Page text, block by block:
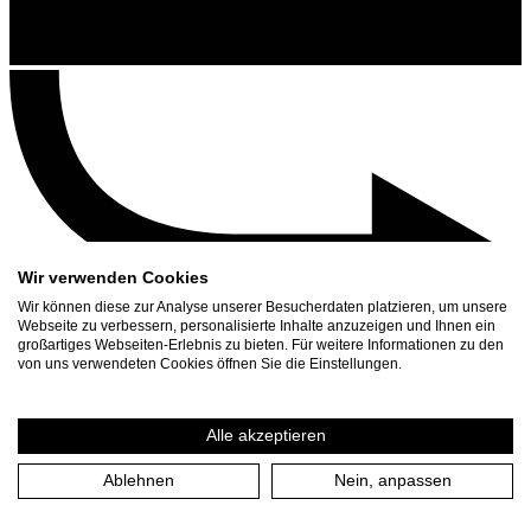
Contact
Press Download
Wir verwenden Cookies
Wir können diese zur Analyse unserer Besucherdaten platzieren, um unsere
Webseite zu verbessern, personalisierte Inhalte anzuzeigen und Ihnen ein
großartiges Webseiten-Erlebnis zu bieten. Für weitere Informationen zu den
von uns verwendeten Cookies öffnen Sie die Einstellungen.
Alle akzeptieren
Ablehnen Nein, anpassen